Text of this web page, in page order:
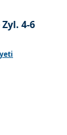
4-6